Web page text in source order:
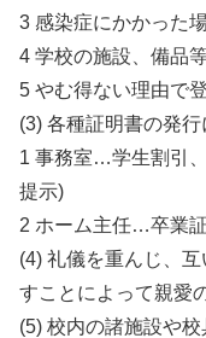
3 感染症にかかった
4 学校の施設、備品
5 やむ得ない理由で
(3) 各種証明書の発行
1 事務室…学生割引
提示)
2 ホーム主任…卒業
(4) 礼儀を重んじ、
すことによって親愛
(5) 校内の諸施設や